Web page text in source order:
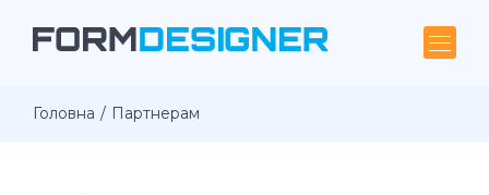
Головна Партнерам